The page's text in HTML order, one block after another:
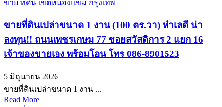
ขาย ที่ดิน เขตหนองแขม กรุงเทพ
ขายที่ดินเปล่าขนาด 1 งาน (100 ตร.วา) ทำเลดี น่า
ลงทุน!! ถนนเพชรเกษม 77 ซอยสวัสดิการ 2 แยก 16
เจ้าของขายเอง พร้อมโอน โทร 086-8901523
5 มิถุนายน 2026
ขายที่ดินเปล่าขนาด 1 งาน ...
Read More